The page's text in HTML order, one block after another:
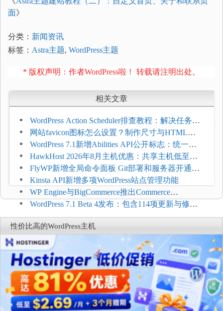
面》
分类： 新闻资讯
标签： Astra主题, WordPress主题
* 版权声明：作者WordPress啦！ 转载请注明出处。
相关文章
WordPress Action Scheduler排查教程：解决任务积
压和订单延迟
网站favicon图标怎么设置？制作尺寸与HTML添
加方法
WordPress 7.1新增Abilities API公开标志：统一支
持REST API、MCP与AI代理
HawkHost 2026年8月主机优惠：共享主机低至
$2.61/月，高性能主机同步折扣
FlyWP新增全局命令面板 Git部署和服务器开通更
方便
Kinsta API新增多项WordPress站点管理功能
WP Engine与BigCommerce推出Commerce
Connect：WordPress商店可保留前台体验并扩展电
商能力
WordPress 7.1 Beta 4发布：包含114项更新与修
复，仅建议在测试环境体验
性价比高的WordPress主机